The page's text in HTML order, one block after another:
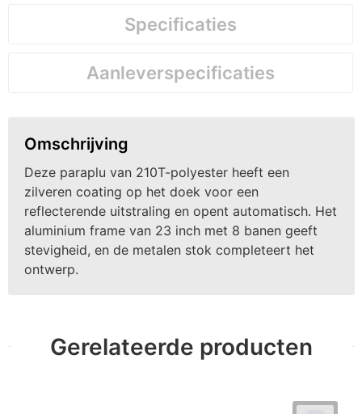
Specificaties
Aanleverspecificaties
Omschrijving
Deze paraplu van 210T-polyester heeft een
zilveren coating op het doek voor een
reflecterende uitstraling en opent automatisch. Het
aluminium frame van 23 inch met 8 banen geeft
stevigheid, en de metalen stok completeert het
ontwerp.
Gerelateerde producten